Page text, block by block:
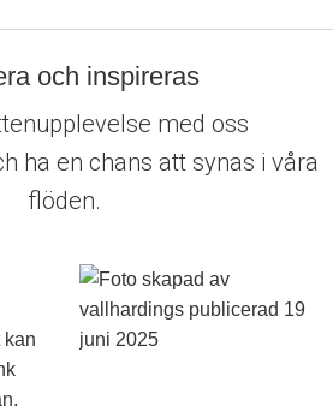
och inspireras
med oss
ha en chans att synas i våra
flöden.